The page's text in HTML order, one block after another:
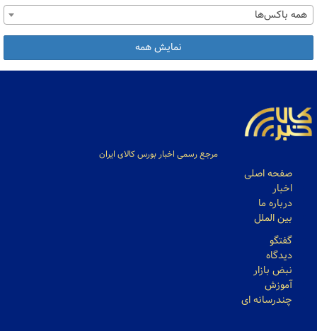
همه باکس‌ها
نمایش همه
مرجع رسمی اخبار بورس کالای ایران
صفحه اصلی
اخبار
درباره ما
بین الملل
گفتگو
دیدگاه
نبض بازار
آموزش
چندرسانه ای